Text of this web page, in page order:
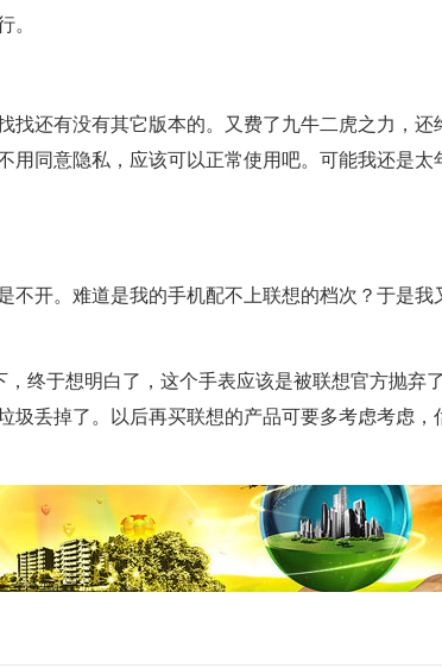
。
找还有没有其它版本的。又费了九牛二虎之力，还
用同意隐私，应该可以正常使用吧。可能我还是太
不开。难道是我的手机配不上联想的档次？于是我
，终于想明白了，这个手表应该是被联想官方抛弃
圾丢掉了。以后再买联想的产品可要多考虑考虑，